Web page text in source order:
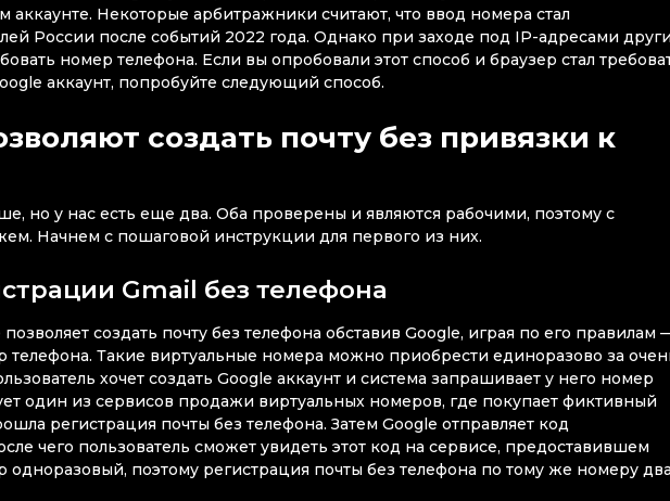
аккаунте. Некоторые арбитражники считают, что ввод номера стал
России после событий 2022 года. Однако при заходе под IP-адресами
номер телефона. Если вы опробовали этот способ и браузер стал
аккаунт, попробуйте следующий способ.
создать почту без привязки к
но у нас есть еще два. Оба проверены и являются рабочими, поэтому с
Начнем с пошаговой инструкции для первого из них.
Gmail без телефона
создать почту без телефона обставив Google, играя по его правилам
телефона. Такие виртуальные номера можно приобрести единоразово за
хочет создать Google аккаунт и система запрашивает у него номер
один из сервисов продажи виртуальных номеров, где покупает фиктивный
регистрация почты без телефона. Затем Google отправляет код
чего пользователь сможет увидеть этот код на сервисе, предоставившем
поэтому регистрация почты без телефона по тому же номеру два